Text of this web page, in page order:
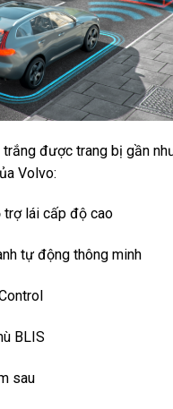
trắng được trang bị gần
Volvo:
lái cấp độ cao
tự động thông minh
BLIS
sau